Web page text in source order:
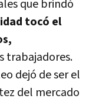
que brindó
tocó el
trabajadores.
dejó de ser el
del mercado